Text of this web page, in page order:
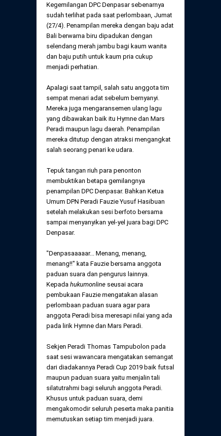
Kegemilangan DPC Denpasar sebenarnya
sudah terlihat pada saat perlombaan, Jumat
(27/4). Penampilan mereka dengan baju adat
Bali berwarna biru dipadukan dengan
selendang merah jambu bagi kaum wanita
dan baju putih untuk kaum pria cukup
menjadi perhatian.
Apalagi saat tampil, salah satu anggota tim
sempat menari adat sebelum bernyanyi.
Mereka juga mengaransemen ulang lagu
yang dibawakan baik itu Hymne dan Mars
Peradi maupun lagu daerah. Penampilan
mereka ditutup dengan atraksi mengangkat
salah seorang penari ke udara.
Tepuk tangan riuh para penonton
membuktikan betapa gemilangnya
penampilan DPC Denpasar. Bahkan Ketua
Umum DPN Peradi Fauzie Yusuf Hasibuan
setelah melakukan sesi berfoto bersama
sampai menyanyikan yel-yel juara bagi DPC
Denpasar.
"Denpasaaaaar... Menang, menang,
menang!!" kata Fauzie bersama anggota
paduan suara dan pengurus lainnya.
Kepada hukumonline seusai acara
pembukaan Fauzie mengatakan alasan
perlombaan paduan suara agar para
anggota Peradi bisa meresapi nilai yang ada
pada lirik Hymne dan Mars Peradi.
Sekjen Peradi Thomas Tampubolon pada
saat sesi wawancara mengatakan semangat
dari diadakannya Peradi Cup 2019 baik futsal
maupun paduan suara yaitu menjalin tali
silatutrahmi bagi seluruh anggota Peradi.
Khusus untuk paduan suara, demi
mengakomodir seluruh peserta maka panitia
memutuskan setiap tim menjadi juara.